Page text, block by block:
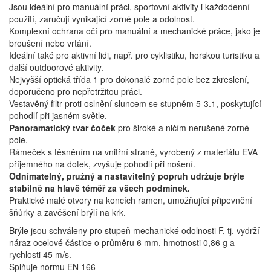
Jsou ideální pro manuální práci, sportovní aktivity i každodenní
použití, zaručují vynikající zorné pole a odolnost.
Komplexní ochrana očí pro manuální a mechanické práce, jako je
broušení nebo vrtání.
Ideální také pro aktivní lidi, např. pro cyklistiku, horskou turistiku a
další outdoorové aktivity.
Nejvyšší optická třída 1 pro dokonalé zorné pole bez zkreslení,
doporučeno pro nepřetržitou práci.
Vestavěný filtr proti oslnění sluncem se stupněm 5-3.1, poskytující
pohodlí při jasném světle.
Panoramatický tvar čoček pro široké a ničím nerušené zorné
pole.
Rámeček s těsněním na vnitřní straně, vyrobený z materiálu EVA
příjemného na dotek, zvyšuje pohodlí při nošení.
Odnímatelný, pružný a nastavitelný popruh udržuje brýle
stabilně na hlavě téměř za všech podmínek.
Praktické malé otvory na koncích ramen, umožňující připevnění
šňůrky a zavěšení brýlí na krk.
Brýle jsou schváleny pro stupeň mechanické odolnosti F, tj. vydrží
náraz ocelové částice o průměru 6 mm, hmotnosti 0,86 g a
rychlosti 45 m/s.
Splňuje normu EN 166